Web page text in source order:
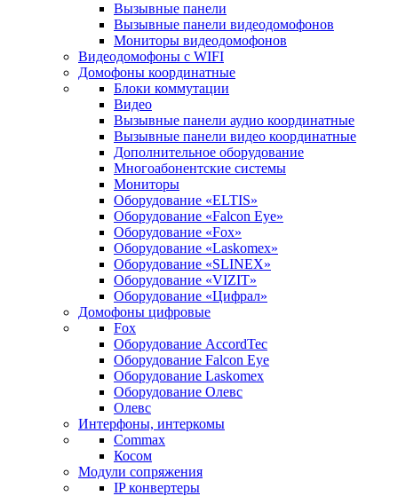
Вызывные панели
Вызывные панели видеодомофонов
Мониторы видеодомофонов
Видеодомофоны с WIFI
Домофоны координатные
Блоки коммутации
Видео
Вызывные панели аудио координатные
Вызывные панели видео координатные
Дополнительное оборудование
Многоабонентские системы
Мониторы
Оборудование «ELTIS»
Оборудование «Falcon Eye»
Оборудование «Fox»
Оборудование «Laskomex»
Оборудование «SLINEX»
Оборудование «VIZIT»
Оборудование «Цифрал»
Домофоны цифровые
Fox
Оборудование AccordTec
Оборудование Falcon Eye
Оборудование Laskomex
Оборудование Олевс
Олевс
Интерфоны, интеркомы
Commax
Косом
Модули сопряжения
IP конвертеры